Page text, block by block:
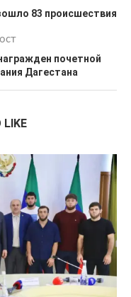
83 происшествия
почетной
Дагестана
LIKE